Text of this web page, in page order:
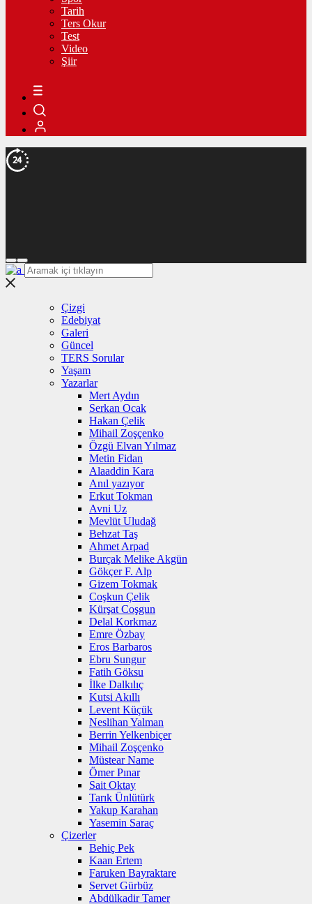
Tarih
Ters Okur
Test
Video
Şiir
Çizgi
Edebiyat
Galeri
Güncel
TERS Sorular
Yaşam
Yazarlar
Mert Aydın
Serkan Ocak
Hakan Çelik
Mihail Zoşçenko
Özgü Elvan Yılmaz
Metin Fidan
Alaaddin Kara
Anıl yazıyor
Erkut Tokman
Avni Uz
Mevlüt Uludağ
Behzat Taş
Ahmet Arpad
Burçak Melike Akgün
Gökçer F. Alp
Gizem Tokmak
Coşkun Çelik
Kürşat Coşgun
Delal Korkmaz
Emre Özbay
Eros Barbaros
Ebru Sungur
Fatih Göksu
İlke Dalkılıç
Kutsi Akıllı
Levent Küçük
Neslihan Yalman
Berrin Yelkenbiçer
Mihail Zoşçenko
Müstear Name
Ömer Pınar
Sait Oktay
Tarık Ünlütürk
Yakup Karahan
Yasemin Saraç
Çizerler
Behiç Pek
Kaan Ertem
Faruken Bayraktare
Servet Gürbüz
Abdülkadir Tamer